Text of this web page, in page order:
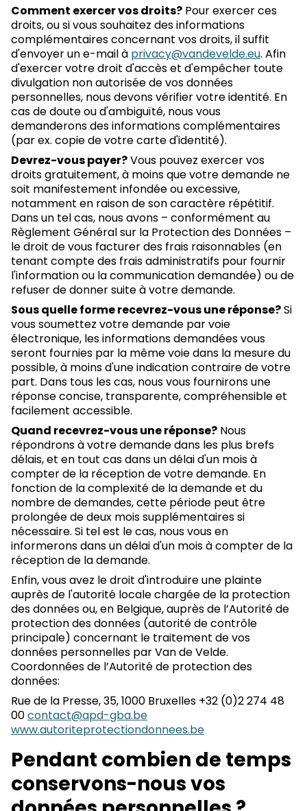
Comment exercer vos droits? Pour exercer ces
droits, ou si vous souhaitez des informations
complémentaires concernant vos droits, il suffit
d'envoyer un e-mail à privacy@vandevelde.eu. Afin
d'exercer votre droit d'accès et d'empêcher toute
divulgation non autorisée de vos données
personnelles, nous devons vérifier votre identité. En
cas de doute ou d'ambiguïté, nous vous
demanderons des informations complémentaires
(par ex. copie de votre carte d'identité).
Devrez-vous payer?Vous pouvez exercer vos
droits gratuitement, à moins que votre demande ne
soit manifestement infondée ou excessive,
notamment en raison de son caractère répétitif.
Dans un tel cas, nous avons – conformément au
Règlement Général sur la Protection des Données –
le droit de vous facturer des frais raisonnables (en
tenant compte des frais administratifs pour fournir
l'information ou la communication demandée) ou de
refuser de donner suite à votre demande.
Sous quelle forme recevrez-vous une réponse?Si
vous soumettez votre demande par voie
électronique, les informations demandées vous
seront fournies par la même voie dans la mesure du
possible, à moins d'une indication contraire de votre
part. Dans tous les cas, nous vous fournirons une
réponse concise, transparente, compréhensible et
facilement accessible.
Quand recevrez-vous une réponse? Nous
répondrons à votre demande dans les plus brefs
délais, et en tout cas dans un délai d'un mois à
compter de la réception de votre demande. En
fonction de la complexité de la demande et du
nombre de demandes, cette période peut être
prolongée de deux mois supplémentaires si
nécessaire. Si tel est le cas, nous vous en
informerons dans un délai d'un mois à compter de la
réception de la demande.
Enfin, vous avez le droit d'introduire une plainte
auprès de l'autorité locale chargée de la protection
des données ou, en Belgique, auprès de l’Autorité de
protection des données (autorité de contrôle
principale) concernant le traitement de vos
données personnelles par Van de Velde.
Coordonnées de l’Autorité de protection des
données:
Rue de la Presse, 35, 1000 Bruxelles +32 (0)2 274 48
00contact@apd-gba.be
www.autoriteprotectiondonnees.be
Pendant combien de temps
conservons-nous vos